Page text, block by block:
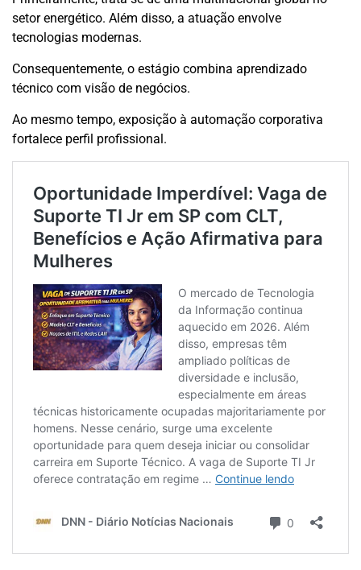
setor energético. Além disso, a atuação envolve
tecnologias modernas.
Consequentemente, o estágio combina aprendizado
técnico com visão de negócios.
Ao mesmo tempo, exposição à automação corporativa
fortalece perfil profissional.